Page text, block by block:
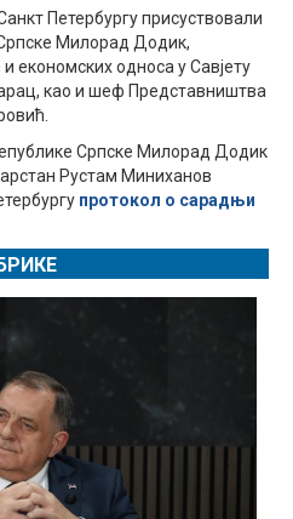
Петербургу присуствовали
Милорад Додик,
економских односа у Савјету
као и шеф Представништва
Српске Милорад Додик
Рустам Миниханов
протокол о сарадњи